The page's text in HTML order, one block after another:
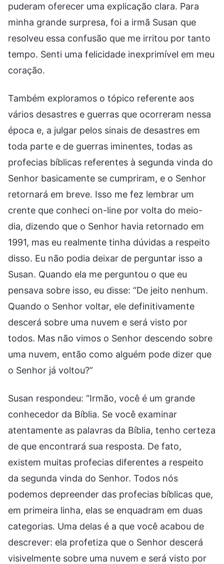
puderam oferecer uma explicação clara. Para
minha grande surpresa, foi a irmã Susan que
resolveu essa confusão que me irritou por tanto
tempo. Senti uma felicidade inexprimível em meu
coração.
Também exploramos o tópico referente aos
vários desastres e guerras que ocorreram nessa
época e, a julgar pelos sinais de desastres em
toda parte e de guerras iminentes, todas as
profecias bíblicas referentes à segunda vinda do
Senhor basicamente se cumpriram, e o Senhor
retornará em breve. Isso me fez lembrar um
crente que conheci on-line por volta do meio-
dia, dizendo que o Senhor havia retornado em
1991, mas eu realmente tinha dúvidas a respeito
disso. Eu não podia deixar de perguntar isso a
Susan. Quando ela me perguntou o que eu
pensava sobre isso, eu disse: “De jeito nenhum.
Quando o Senhor voltar, ele definitivamente
descerá sobre uma nuvem e será visto por
todos. Mas não vimos o Senhor descendo sobre
uma nuvem, então como alguém pode dizer que
o Senhor já voltou?”
Susan respondeu: “Irmão, você é um grande
conhecedor da Bíblia. Se você examinar
atentamente as palavras da Bíblia, tenho certeza
de que encontrará sua resposta. De fato,
existem muitas profecias diferentes a respeito
da segunda vinda do Senhor. Todos nós
podemos depreender das profecias bíblicas que,
em primeira linha, elas se enquadram em duas
categorias. Uma delas é a que você acabou de
descrever: ela profetiza que o Senhor descerá
visivelmente sobre uma nuvem e será visto por